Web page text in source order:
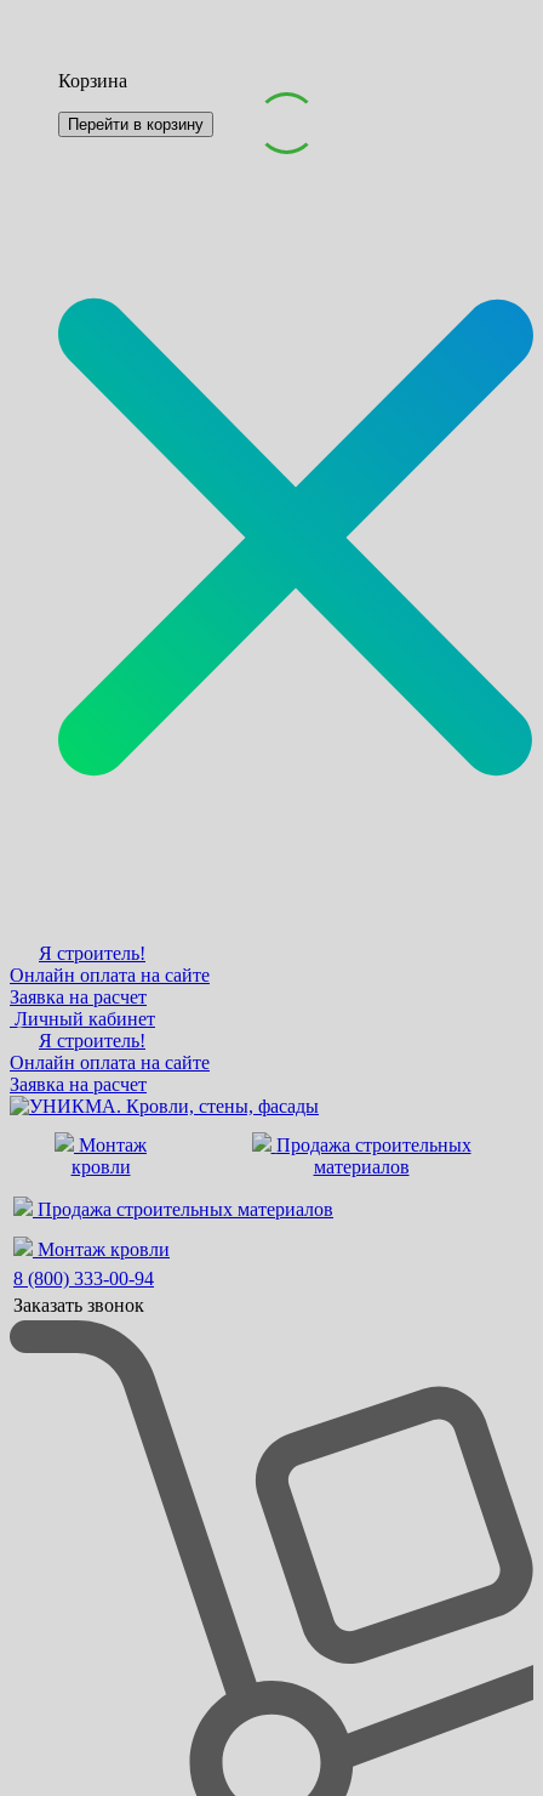
Корзина
Перейти в корзину
Я строитель!
Онлайн оплата на сайте
Заявка на расчет
Личный кабинет
Я строитель!
Онлайн оплата на сайте
Заявка на расчет
Монтаж
кровли
Продажа строительных
материалов
Продажа строительных материалов
Монтаж кровли
8 (800) 333-00-94
Заказать звонок